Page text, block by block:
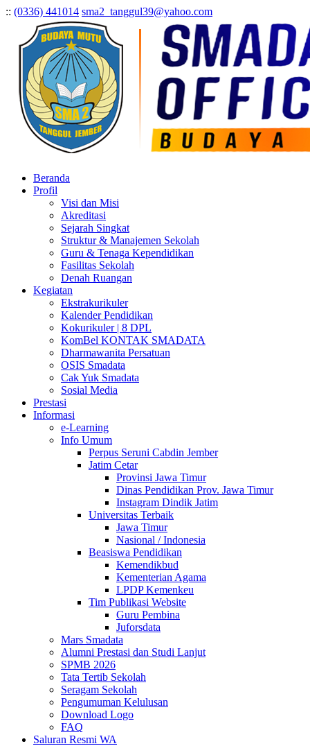
:: (0336) 441014 sma2_tanggul39@yahoo.com
Beranda
Profil
Visi dan Misi
Akreditasi
Sejarah Singkat
Struktur & Manajemen Sekolah
Guru & Tenaga Kependidikan
Fasilitas Sekolah
Denah Ruangan
Kegiatan
Ekstrakurikuler
Kalender Pendidikan
Kokurikuler | 8 DPL
KomBel KONTAK SMADATA
Dharmawanita Persatuan
OSIS Smadata
Cak Yuk Smadata
Sosial Media
Prestasi
Informasi
e-Learning
Info Umum
Perpus Seruni Cabdin Jember
Jatim Cetar
Provinsi Jawa Timur
Dinas Pendidikan Prov. Jawa Timur
Instagram Dindik Jatim
Universitas Terbaik
Jawa Timur
Nasional / Indonesia
Beasiswa Pendidikan
Kemendikbud
Kementerian Agama
LPDP Kemenkeu
Tim Publikasi Website
Guru Pembina
Juforsdata
Mars Smadata
Alumni Prestasi dan Studi Lanjut
SPMB 2026
Tata Tertib Sekolah
Seragam Sekolah
Pengumuman Kelulusan
Download Logo
FAQ
Saluran Resmi WA